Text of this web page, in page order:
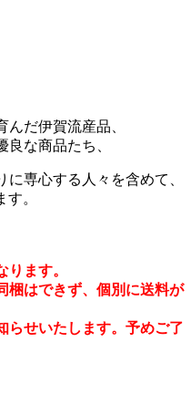
だ伊賀流産品、
な商品たち、
専心する人々を含めて、
。
ます。
梱はできず、個別に送料が
らせいたします。予めご了